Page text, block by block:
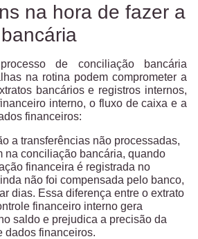
na hora de fazer a
de conciliação bancária
na rotina podem comprometer a
bancários e registros internos,
interno, o fluxo de caixa e a
financeiros:
a transferências não processadas,
na conciliação bancária, quando
financeira é registrada no
não foi compensada pelo banco,
dias. Essa diferença entre o extrato
financeiro interno gera
saldo e prejudica a precisão da
dados financeiros.